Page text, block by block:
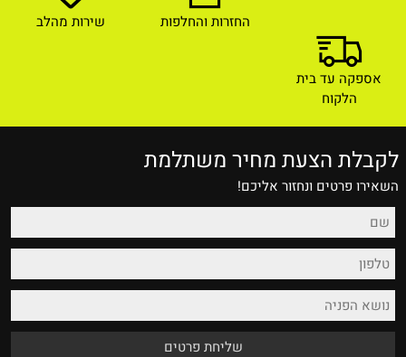
החזרות והחלפות שירות מהלב
אספקה עד בית
הלקוח
לקבלת הצעת מחיר משתלמת
השאירו פרטים ונחזור אליכם!